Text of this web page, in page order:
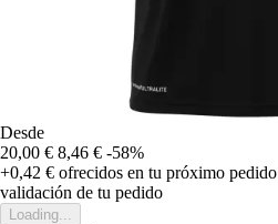
Desde
20,00 € 8,46 € -58%
+0,42 € ofrecidos en tu próximo pedido
validación de tu pedido
Loading...